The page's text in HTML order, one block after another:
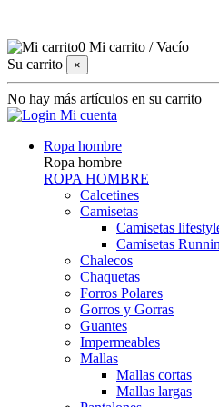
0 Mi carrito /Vacío
Su carrito
×
No hay más artículos en su carrito
Mi cuenta
Ropa hombre
Ropa hombre
ROPA HOMBRE
Calcetines
Camisetas
Camisetas
Camisetas
Chalecos
Chaquetas
Forros Polares
Gorros y Gorras
Guantes
Impermeables
Mallas
Mallas cortas
Mallas largas